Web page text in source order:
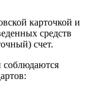
карточкой и
средств
счет.
соблюдаются